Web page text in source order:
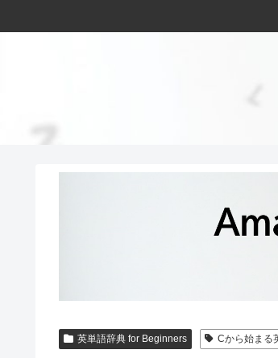
英単語辞典 for Beginners Cから始まる